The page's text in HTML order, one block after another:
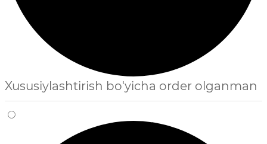
Xususiylashtirish bo'yicha order olganman